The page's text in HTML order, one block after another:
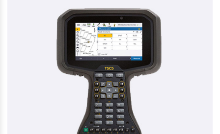
Generelt
Driftstid: 6.,5 timer med 1 batteri
IP-KLASSIFICERING: IP65
Kommunikation: Long Range Radio
Driftstemperaturområde: -20 til +50 grader
TRIMBLE AFSÆTNINGSPRISME / MINIPRISME (-18)